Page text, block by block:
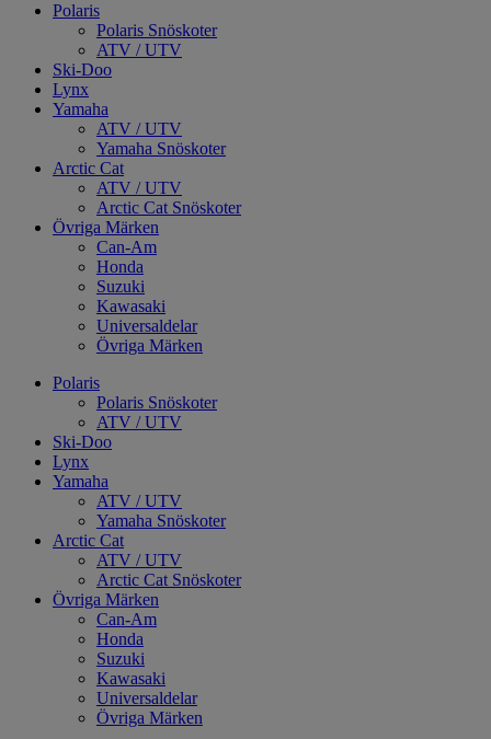
Polaris
Polaris Snöskoter
ATV / UTV
Ski-Doo
Lynx
Yamaha
ATV / UTV
Yamaha Snöskoter
Arctic Cat
ATV / UTV
Arctic Cat Snöskoter
Övriga Märken
Can-Am
Honda
Suzuki
Kawasaki
Universaldelar
Övriga Märken
Polaris
Polaris Snöskoter
ATV / UTV
Ski-Doo
Lynx
Yamaha
ATV / UTV
Yamaha Snöskoter
Arctic Cat
ATV / UTV
Arctic Cat Snöskoter
Övriga Märken
Can-Am
Honda
Suzuki
Kawasaki
Universaldelar
Övriga Märken